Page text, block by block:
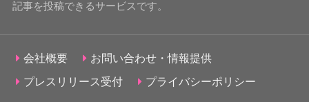
記事を投稿できるサービスです。
会社概要
お問い合わせ・情報提供
プレスリリース受付
プライバシーポリシー